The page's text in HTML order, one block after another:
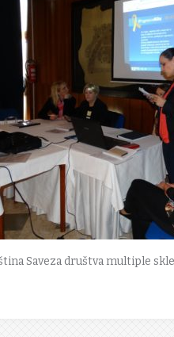
Saveza društva multiple